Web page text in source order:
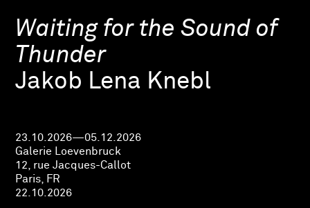
Waiting for the Sound of
Thunder
Jakob Lena Knebl
23.10.2026—05.12.2026
Galerie Loevenbruck
12, rue Jacques-Callot
Paris, FR
22.10.2026